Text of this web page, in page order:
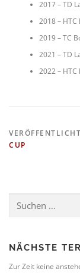
2017 – TD
2018 – HTC
2019 – TC
2021 – TD
2022 – HTC
CUP
nach:
NÄCHSTE
Zur Zeit keine